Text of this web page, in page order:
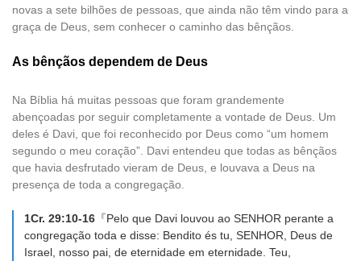
novas a sete bilhões de pessoas, que ainda não têm vindo para a
graça de Deus, sem conhecer o caminho das bênçãos.
As bênçãos dependem de Deus
Na Bíblia há muitas pessoas que foram grandemente
abençoadas por seguir completamente a vontade de Deus. Um
deles é Davi, que foi reconhecido por Deus como “um homem
segundo o meu coração”. Davi entendeu que todas as bênçãos
que havia desfrutado vieram de Deus, e louvava a Deus na
presença de toda a congregação.
1Cr. 29:10-16 『Pelo que Davi louvou ao SENHOR perante a
congregação toda e disse: Bendito és tu, SENHOR, Deus de
Israel, nosso pai, de eternidade em eternidade. Teu,